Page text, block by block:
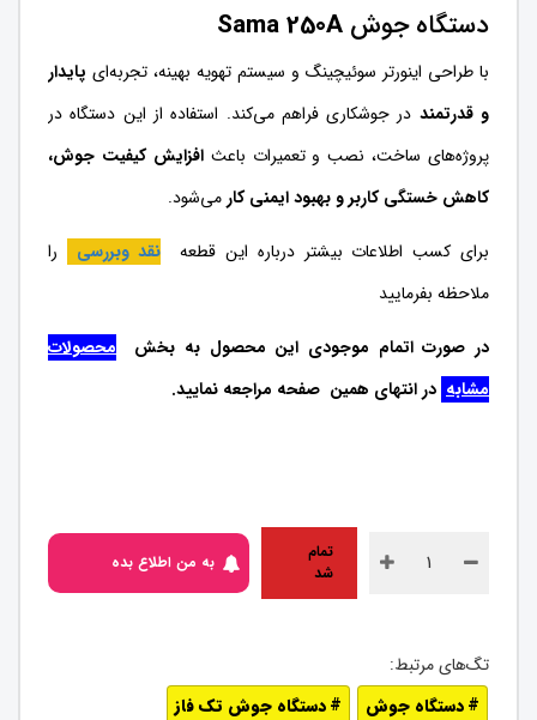
دستگاه جوش Sama 250A
با طراحی اینورتر سوئیچینگ و سیستم تهویه بهینه، تجربه‌ای پایدار
و قدرتمند در جوشکاری فراهم می‌کند. استفاده از این دستگاه در
پروژه‌های ساخت، نصب و تعمیرات باعثافزایش کیفیت جوش،
کاهش خستگی کاربر و بهبود ایمنی کار می‌شود.
برای کسب اطلاعات بیشتر درباره این قطعه نقد وبررسی
را
ملاحظه بفرمایید
در صورت اتمام موجودی این محصول به بخش محصولات
مشابه در انتهای همین صفحه مراجعه نمایید.
تمام
شد
به من اطلاع بده
دستگاه جوش
دستگاه جوش تک فاز